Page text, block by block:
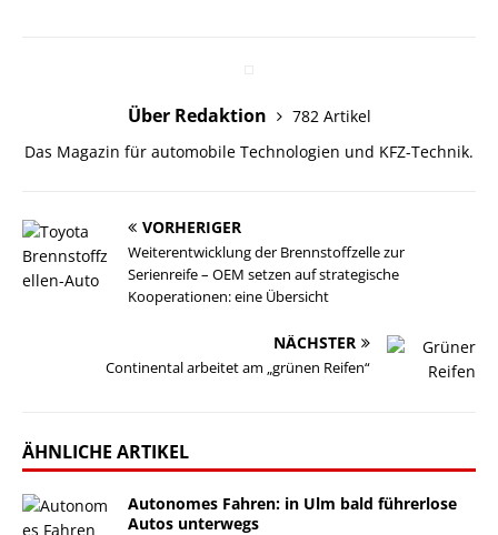
Über Redaktion
782 Artikel
Das Magazin für automobile Technologien und KFZ-Technik.
VORHERIGER
Weiterentwicklung der Brennstoffzelle zur
Serienreife – OEM setzen auf strategische
Kooperationen: eine Übersicht
NÄCHSTER
Continental arbeitet am „grünen Reifen“
ÄHNLICHE ARTIKEL
Autonomes Fahren: in Ulm bald führerlose
Autos unterwegs